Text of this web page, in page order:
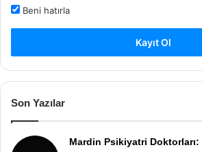
Beni hatırla
Kayıt Ol
Son Yazılar
Mardin Psikiyatri Doktorları: